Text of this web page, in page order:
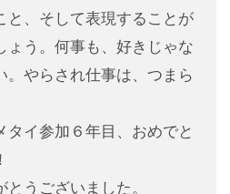
と、そして表現することが
ょう。何事も、好きじゃな
。やらされ仕事は、つまら
タイ参加６年目、おめでと
うございました。